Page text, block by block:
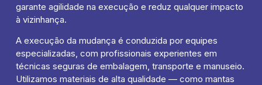
garante agilidade na execução e reduz qualquer impacto
à vizinhança.
A execução da mudança é conduzida por equipes
especializadas, com profissionais experientes em
técnicas seguras de embalagem, transporte e manuseio.
Utilizamos materiais de alta qualidade — como mantas